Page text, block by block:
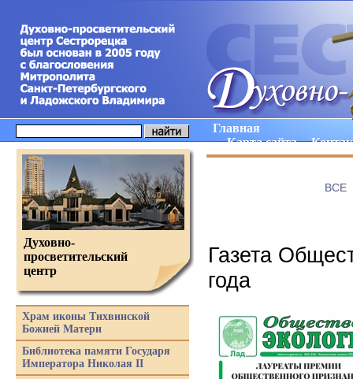
Главная
Карта сайта
ВCE
Газета
года
Духовно-
просветительский
центр
Храм иконы Тихвинской
Божией Матери
Библиотека памяти Государя
Императора Николая II